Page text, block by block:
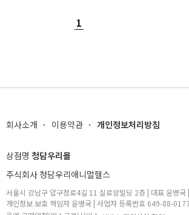
1
회사소개 이용약관 개인정보처리방침
상점명 청담우리몰
주식회사 청담우리애니멀헬스
서울시 강남구 압구정로4길 11 실로암빌딩 2층 | 대표 윤병
개인정보 보호 책임자 윤병국 | 사업자 등록번호 649-88-